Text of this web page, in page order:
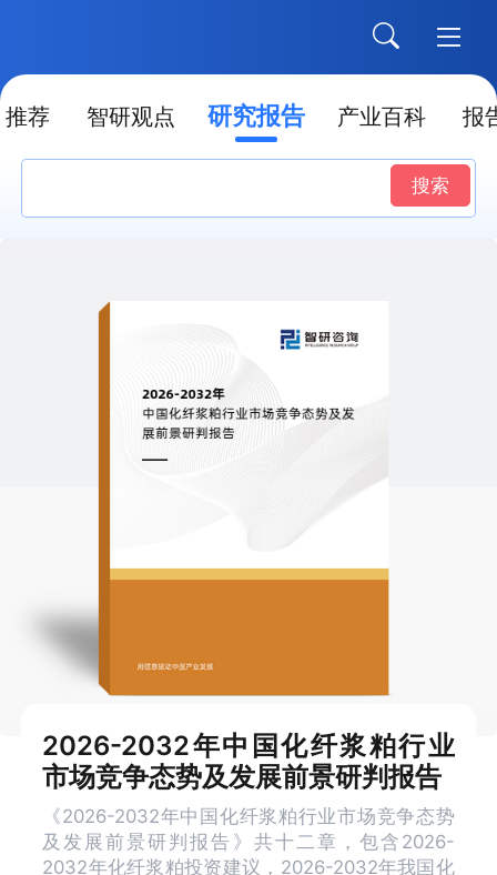
推荐 智研观点 研究报告 产业百科 报
搜索
2026-2032年中国化纤浆粕行业
市场竞争态势及发展前景研判报告
《2026-2032年中国化纤浆粕行业市场竞争态势
及发展前景研判报告》共十二章，包含2026-
2032年化纤浆粕投资建议，2026-2032年我国化